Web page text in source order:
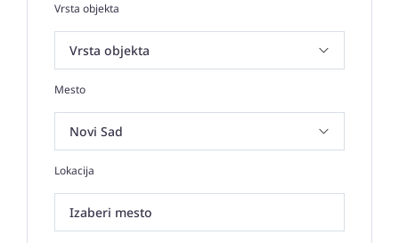
Vrsta objekta
Mesto
Lokacija
Izaberi mesto